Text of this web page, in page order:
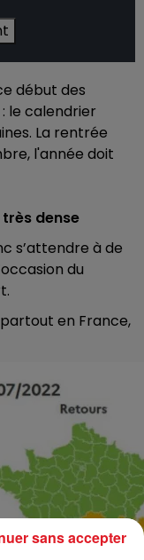
début des
le calendrier
La rentrée
l'année doit
dense
s’attendre à de
du
en France,
sans accepter